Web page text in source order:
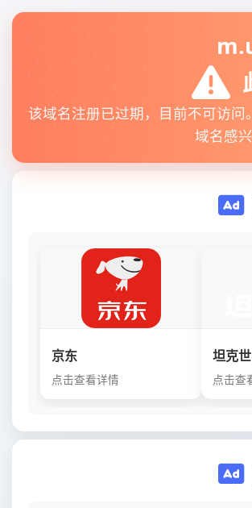
该域名注册已过期，目前不可访
域名感
京东
点击查看详情
坦克
点击查